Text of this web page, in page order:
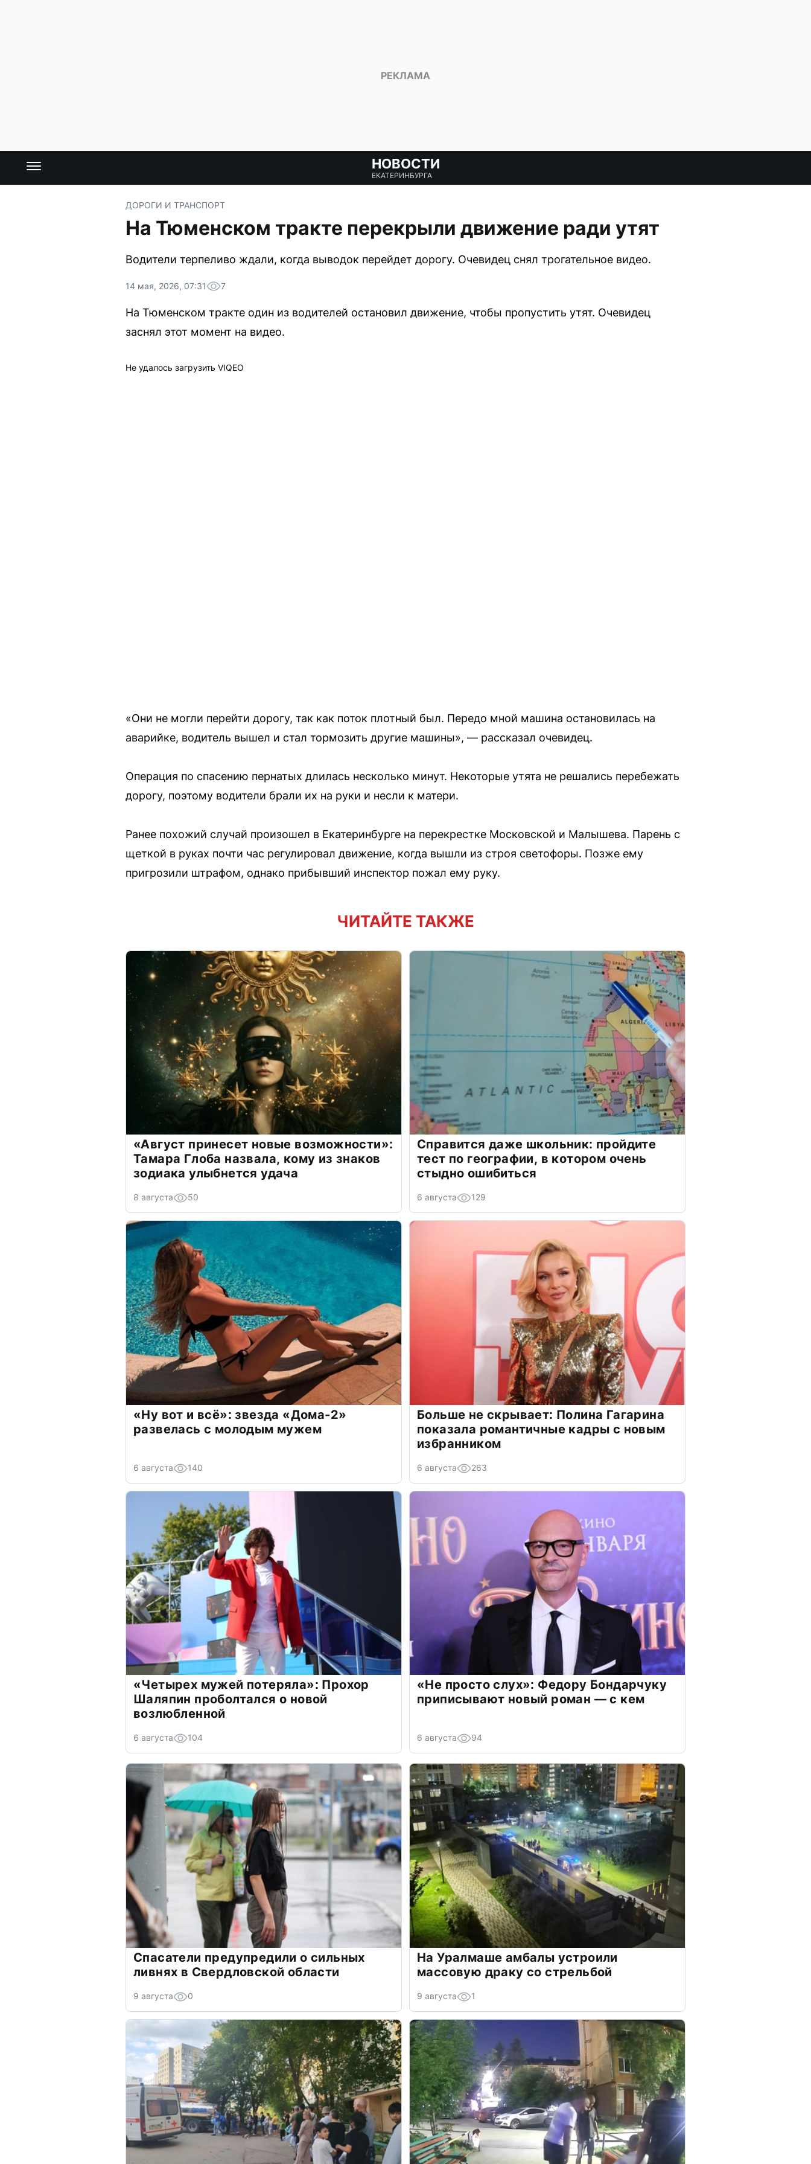
НОВОСТИ
ЕКАТЕРИНБУРГА
ДОРОГИ И ТРАНСПОРТ
На Тюменском тракте перекрыли движение ради утят
Водители терпеливо ждали, когда выводок перейдет дорогу. Очевидец снял трогательное видео.
14 мая, 2026, 07:31 7
На Тюменском тракте один из водителей остановил движение, чтобы пропустить утят. Очевидец
заснял этот момент на видео.
Не удалось загрузить VIQEO
«Они не могли перейти дорогу, так как поток плотный был. Передо мной машина остановилась на
аварийке, водитель вышел и стал тормозить другие машины», — рассказал очевидец.
Операция по спасению пернатых длилась несколько минут. Некоторые утята не решались перебежать
дорогу, поэтому водители брали их на руки и несли к матери.
Ранее похожий случай произошел в Екатеринбурге на перекрестке Московской и Малышева. Парень с
щеткой в руках почти час регулировал движение, когда вышли из строя светофоры. Позже ему
пригрозили штрафом, однако прибывший инспектор пожал ему руку.
ЧИТАЙТЕ ТАКЖЕ
«Август принесет новые возможности»:
Тамара Глоба назвала, кому из знаков
зодиака улыбнется удача
8 августа 50
Справится даже школьник: пройдите
тест по географии, в котором очень
стыдно ошибиться
6 августа 129
«Ну вот и всё»: звезда «Дома-2»
развелась с молодым мужем
6 августа 140
Больше не скрывает: Полина Гагарина
показала романтичные кадры с новым
избранником
6 августа 263
«Четырех мужей потеряла»: Прохор
Шаляпин проболтался о новой
возлюбленной
6 августа 104
«Не просто слух»: Федору Бондарчуку
приписывают новый роман — с кем
6 августа 94
Спасатели предупредили о сильных
ливнях в Свердловской области
9 августа 0
На Уралмаше амбалы устроили
массовую драку со стрельбой
9 августа 1